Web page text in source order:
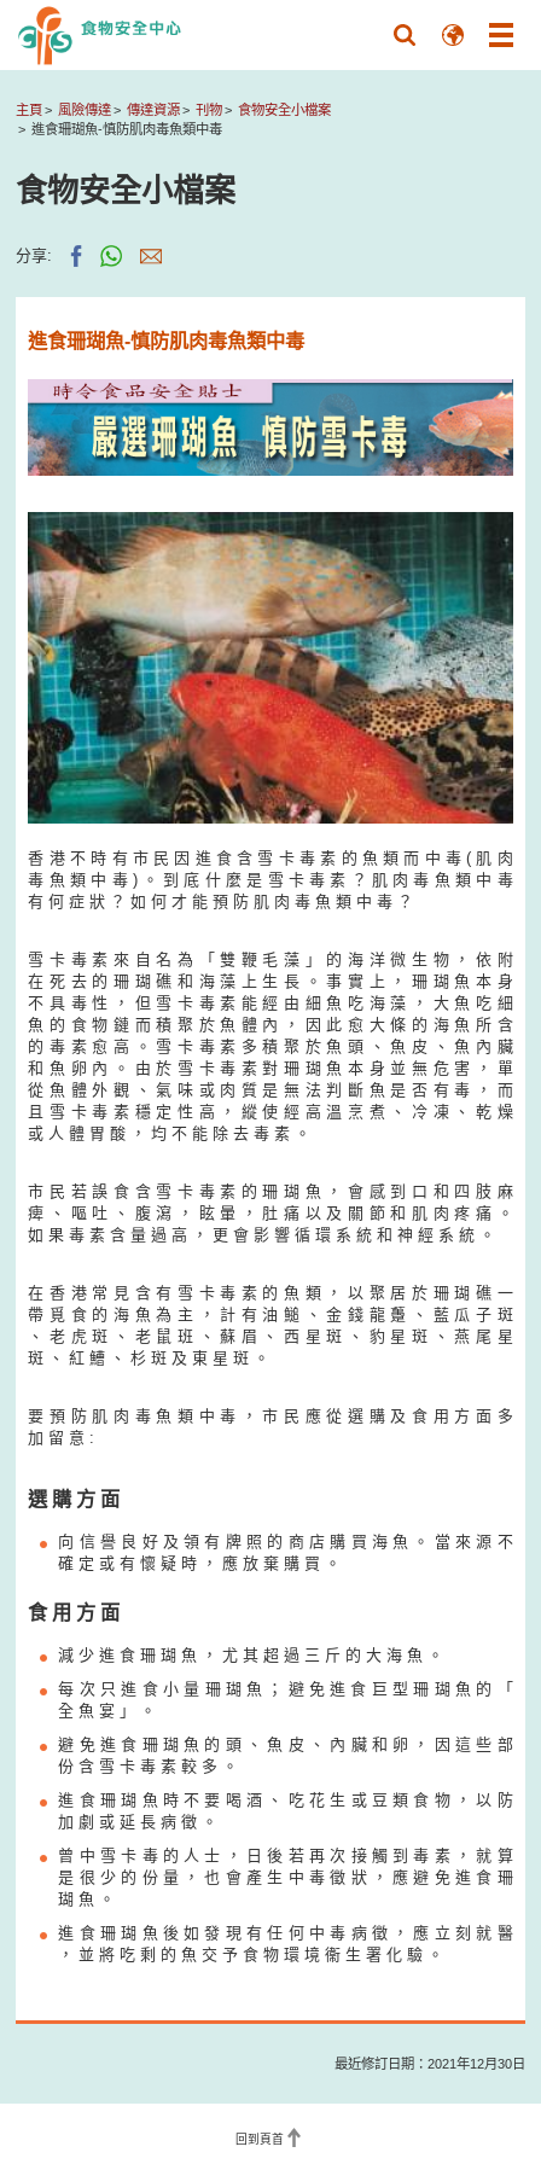
主頁 風險傳達 傳達資源 刊物
食物安全小檔案
進食珊瑚魚-慎防肌肉毒魚類中毒
食物安全小檔案
分享:
進食珊瑚魚-慎防肌肉毒魚類中毒
香 港 不 時 有 市 民 因 進 食 含 雪 卡 毒 素 的 魚 類 而 中 毒 ( 肌 肉
毒 魚 類 中 毒 ) 。 到 底 什 麼 是 雪 卡 毒 素 ？ 肌 肉 毒 魚 類 中 毒
有 何 症 狀 ？ 如 何 才 能 預 防 肌 肉 毒 魚 類 中 毒 ？
雪 卡 毒 素 來 自 名 為 「 雙 鞭 毛 藻 」 的 海 洋 微 生 物 ， 依 附
在 死 去 的 珊 瑚 礁 和 海 藻 上 生 長 。 事 實 上 ， 珊 瑚 魚 本 身
不 具 毒 性 ， 但 雪 卡 毒 素 能 經 由 細 魚 吃 海 藻 ， 大 魚 吃 細
魚 的 食 物 鏈 而 積 聚 於 魚 體 內 ， 因 此 愈 大 條 的 海 魚 所 含
的 毒 素 愈 高 。 雪 卡 毒 素 多 積 聚 於 魚 頭 、 魚 皮 、 魚 內 臟
和 魚 卵 內 。 由 於 雪 卡 毒 素 對 珊 瑚 魚 本 身 並 無 危 害 ， 單
從 魚 體 外 觀 、 氣 味 或 肉 質 是 無 法 判 斷 魚 是 否 有 毒 ， 而
且 雪 卡 毒 素 穩 定 性 高 ， 縱 使 經 高 溫 烹 煮 、 冷 凍 、 乾 燥
或 人 體 胃 酸 ， 均 不 能 除 去 毒 素 。
市 民 若 誤 食 含 雪 卡 毒 素 的 珊 瑚 魚 ， 會 感 到 口 和 四 肢 麻
痺 、 嘔 吐 、 腹 瀉 ， 眩 暈 ， 肚 痛 以 及 關 節 和 肌 肉 疼 痛 。
如 果 毒 素 含 量 過 高 ， 更 會 影 響 循 環 系 統 和 神 經 系 統 。
在 香 港 常 見 含 有 雪 卡 毒 素 的 魚 類 ， 以 聚 居 於 珊 瑚 礁 一
帶 覓 食 的 海 魚 為 主 ， 計 有 油 𩺬 、 金 錢 龍 躉 、 藍 瓜 子 斑
、 老 虎 斑 、 老 鼠 班 、 蘇 眉 、 西 星 斑 、 豹 星 斑 、 燕 尾 星
斑 、 紅 鰽 、 杉 斑 及 東 星 斑 。
要 預 防 肌 肉 毒 魚 類 中 毒 ， 市 民 應 從 選 購 及 食 用 方 面 多
加 留 意 :
選 購 方 面
向 信 譽 良 好 及 領 有 牌 照 的 商 店 購 買 海 魚 。 當 來 源 不
確 定 或 有 懷 疑 時 ， 應 放 棄 購 買 。
食 用 方 面
減 少 進 食 珊 瑚 魚 ， 尤 其 超 過 三 斤 的 大 海 魚 。
每 次 只 進 食 小 量 珊 瑚 魚 ； 避 免 進 食 巨 型 珊 瑚 魚 的 「
全 魚 宴 」 。
避 免 進 食 珊 瑚 魚 的 頭 、 魚 皮 、 內 臟 和 卵 ， 因 這 些 部
份 含 雪 卡 毒 素 較 多 。
進 食 珊 瑚 魚 時 不 要 喝 酒 、 吃 花 生 或 豆 類 食 物 ， 以 防
加 劇 或 延 長 病 徵 。
曾 中 雪 卡 毒 的 人 士 ， 日 後 若 再 次 接 觸 到 毒 素 ， 就 算
是 很 少 的 份 量 ， 也 會 產 生 中 毒 徵 狀 ， 應 避 免 進 食 珊
瑚 魚 。
進 食 珊 瑚 魚 後 如 發 現 有 任 何 中 毒 病 徵 ， 應 立 刻 就 醫
， 並 將 吃 剩 的 魚 交 予 食 物 環 境 衞 生 署 化 驗 。
最近修訂日期：2021年12月30日
回到頁首